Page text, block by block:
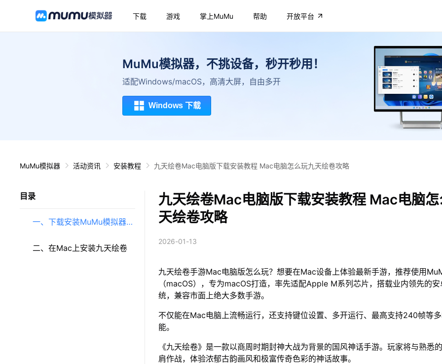
下载 游戏 掌上MuMu 帮助 开放平台
MuMu模拟器，不挑设备，秒开秒用！
适配Windows/macOS，高清大屏，自由多开
Windows 下载
MuMu模拟器 活动资讯 安装教程 九天绘卷Mac电脑版下载安装教程 Mac电脑怎么玩九天绘卷攻略
目录
一、下载安装MuMu模拟器
（macOS）（原MuMu模拟
二、在Mac上安装九天绘卷
九天绘卷Mac电脑版下载安装教程 Mac电脑
天绘卷攻略
2026-01-13
九天绘卷手游Mac电脑版怎么玩？想要在Mac设备上体验最新手游，推荐使用
（macOS），专为macOS打造，率先适配Apple M系列芯片，搭载业内领先的
统，兼容市面上绝大多数手游。
不仅能在Mac电脑上流畅运行，还支持键位设置、多开运行、最高支持240帧等
能。
《九天绘卷》是一款以商周时期封神大战为背景的国风神话手游。玩家将与熟悉
肩作战，体验浓郁古韵画风和极富传奇色彩的神话故事。